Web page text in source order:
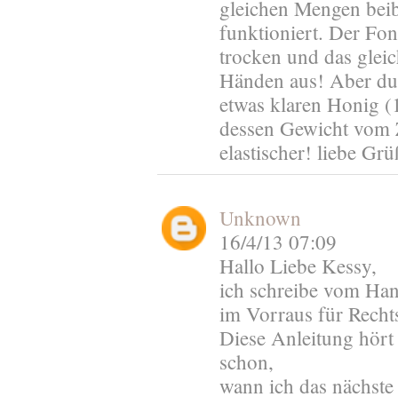
gleichen Mengen
funktioniert. Der
trocken und das
Händen aus! Aber
etwas klaren Honig
dessen Gewicht
elastischer! liebe
Unknown
16/4/13 07:09
Hallo Liebe Kessy,
ich schreibe vom
im Vorraus für
Diese Anleitung
schon,
wann ich das